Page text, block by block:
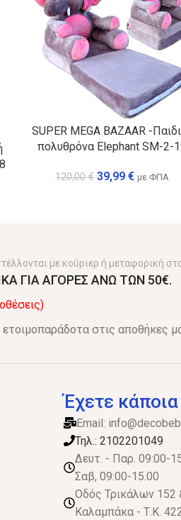
SUPER MEGA BAZAAR -
πολυθρόνα Elephant SM-2-
120,00€ 39,99€ με ΦΠΑ
με κούριερ ή μεταφορική
ΓΙΑ ΑΓΟΡΕΣ ΑΝΩ ΤΩΝ 50€.
ετοιμοπαράδοτα στις αποθήκες
Έχετε
Email:
Τηλ.: 2102201049
Δευτ. - Παρ. 09:00-
Σαβ, 09:00-15.00
Οδός Τρικάλων
Καλαμπάκα - Τ.Κ.